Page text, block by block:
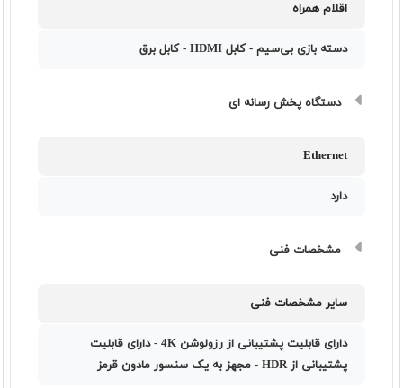
اقلام همراه
دسته‌ بازی بی‌سیم - کابل HDMI - کابل برق
دستگاه پخش رسانه ای
Ethernet
دارد
مشخصات فنی
سایر مشخصات فنی
دارای قابلیت پشتیبانی از رزولوشن 4K - دارای قابلیت
پشتیبانی از HDR - مجهز به یک سنسور مادون قرمز